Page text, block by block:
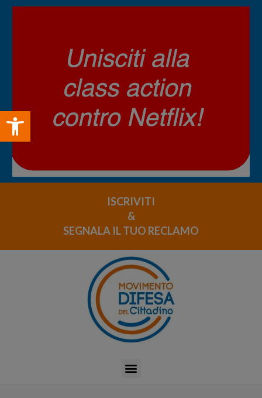
Open toolbar
ISCRIVITI
&
SEGNALA IL TUO RECLAMO